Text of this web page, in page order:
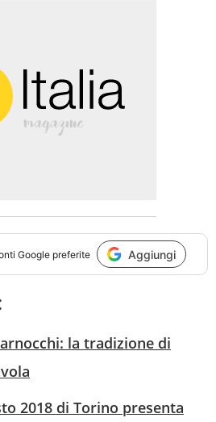
Google preferite Aggiungi
la tradizione di
2018 di Torino presenta